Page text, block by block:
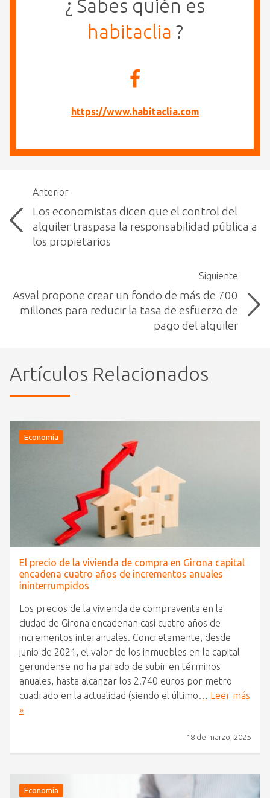
¿ Sabes quién es
habitaclia ?
https://www.habitaclia.com
Anterior
Los economistas dicen que el control del
alquiler traspasa la responsabilidad pública a
los propietarios
Siguiente
Asval propone crear un fondo de más de 700
millones para reducir la tasa de esfuerzo de
pago del alquiler
Artículos Relacionados
Economía
El precio de la vivienda de compra en Girona capital
encadena cuatro años de incrementos anuales
ininterrumpidos
Los precios de la vivienda de compraventa en la
ciudad de Girona encadenan casi cuatro años de
incrementos interanuales. Concretamente, desde
junio de 2021, el valor de los inmuebles en la capital
gerundense no ha parado de subir en términos
anuales, hasta alcanzar los 2.740 euros por metro
cuadrado en la actualidad (siendo el último… Leer más
»
18 de marzo, 2025
Economía